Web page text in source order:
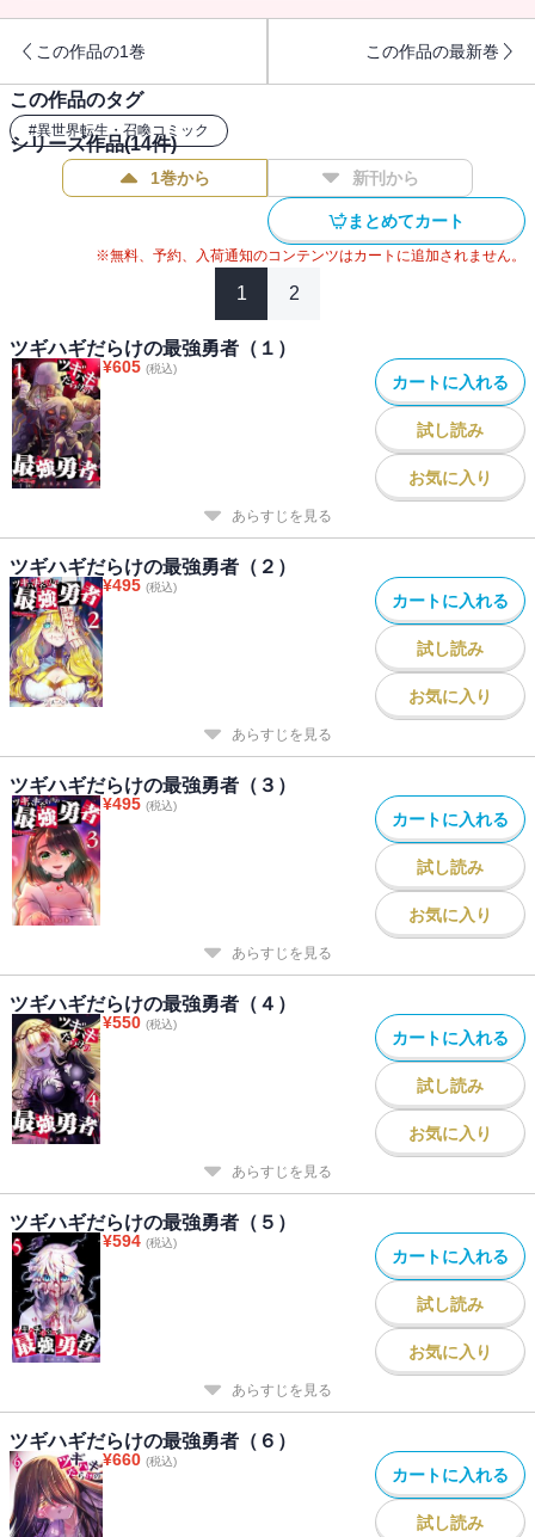
この作品の1巻 この作品の最新巻
この作品のタグ
#異世界転生・召喚コミック
シリーズ作品(14件)
1巻から 新刊から
まとめてカート
※無料、予約、入荷通知のコンテンツはカートに追加されません。
1 2
ツギハギだらけの最強勇者（１）
¥605 (税込)
カートに入れる
試し読み
お気に入り
あらすじを見る
ツギハギだらけの最強勇者（２）
¥495 (税込)
カートに入れる
試し読み
お気に入り
あらすじを見る
ツギハギだらけの最強勇者（３）
¥495 (税込)
カートに入れる
試し読み
お気に入り
あらすじを見る
ツギハギだらけの最強勇者（４）
¥550 (税込)
カートに入れる
試し読み
お気に入り
あらすじを見る
ツギハギだらけの最強勇者（５）
¥594 (税込)
カートに入れる
試し読み
お気に入り
あらすじを見る
ツギハギだらけの最強勇者（６）
¥660 (税込)
カートに入れる
試し読み